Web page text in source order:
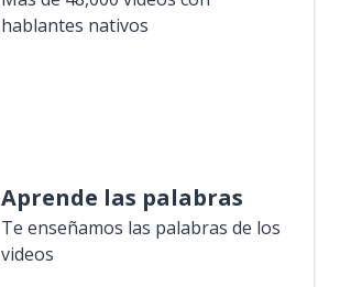
hablantes nativos
Aprende las palabras
Te enseñamos las palabras de los
videos